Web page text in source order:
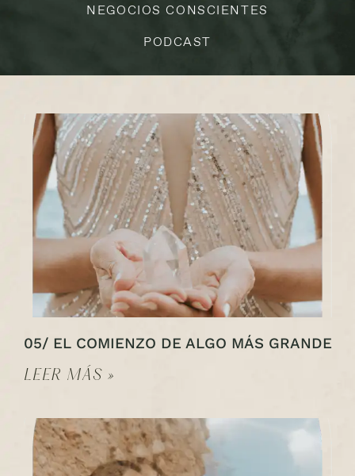
NEGOCIOS CONSCIENTES
PODCAST
05/ EL COMIENZO DE ALGO MÁS GRANDE
LEER MÁS »